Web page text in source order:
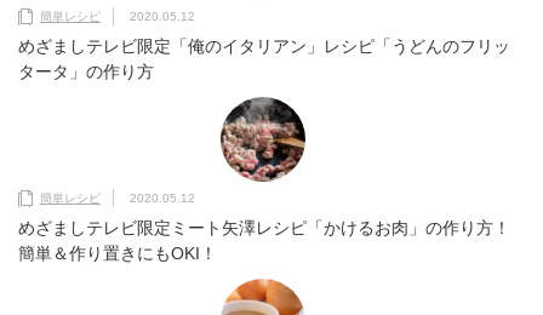
簡単レシピ 2020.05.12
めざましテレビ限定「俺のイタリアン」レシピ「うどんのフリッ
タータ」の作り方
簡単レシピ 2020.05.12
めざましテレビ限定ミート矢澤レシピ「かけるお肉」の作り方！
簡単＆作り置きにもOKI！